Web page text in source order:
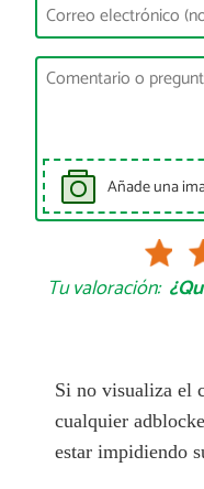
Añade una
Tu valoración:
Si no visualiza el
cualquier
estar impidiendo